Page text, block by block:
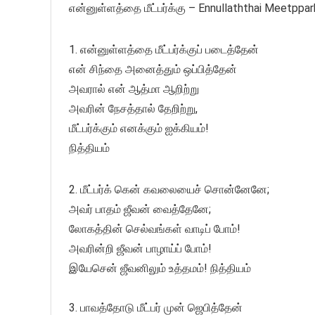
என்னுள்ளத்தை மீட்பர்க்கு – Ennullaththai
1. என்னுள்ளத்தை மீட்பர்க்குப் படைத்தேன்
என் சிந்தை அனைத்தும் ஒப்பித்தேன்
அவரால் என் ஆத்மா ஆறிற்று
அவரின் நேசத்தால் தேறிற்று,
மீட்பர்க்கும் எனக்கும் ஐக்கியம்!
நித்தியம்
2. மீட்பர்க் கென் கவலையைச் சொன்னேனே;
அவர் பாதம் ஜீவன் வைத்தேனே;
லோகத்தின் செல்வங்கள் வாடிப் போம்!
அவரின்றி ஜீவன் பாழாய்ப் போம்!
இயேசென் ஜீவனிலும் உத்தமம்! நித்தியம்
3. பாவத்தோடு மீட்பர் முன் ஜெபித்தேன்